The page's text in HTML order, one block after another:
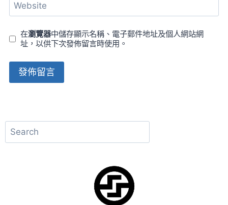
Website
在瀏覽器中儲存顯示名稱、電子郵件地址及個人網站網
址，以供下次發佈留言時使用。
搜
尋